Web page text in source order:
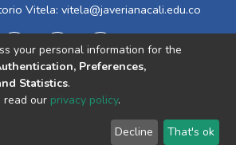
Vitela: vitela@javerianacali.edu.co
End User
Send
your personal information for the
Preferences,
Statistics.
read our privacy policy.
Decline That's ok